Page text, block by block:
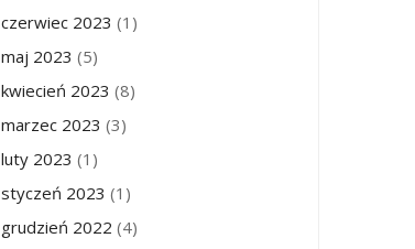
czerwiec 2023 (1)
maj 2023 (5)
kwiecień 2023 (8)
marzec 2023 (3)
luty 2023 (1)
styczeń 2023 (1)
grudzień 2022 (4)